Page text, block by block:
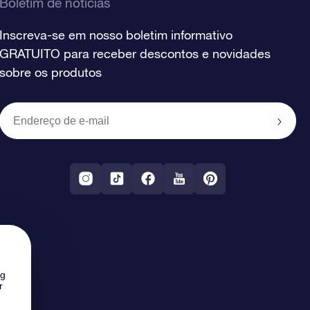
Inscreva-se em nosso boletim informativo
GRATUITO para receber descontos e novidades
sobre os produtos